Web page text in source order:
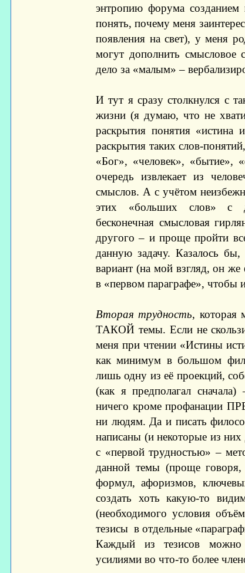
энтропию форума
понять, почему меня
появления на свет), у меня
могут дополнить смысловое
дело за «малым» –
И тут я сразу столкнулся с
жизни (я думаю, что не
раскрытия понятия «истина
раскрытия таких слов-
«Бог», «человек»,
очередь извлекает из
смыслов. А с учётом
этих «больших слов» с
бесконечная смысловая
другого – и проще пройти
данную задачу. Казалось
вариант (на мой взгляд, он
в «первом параграфе», чтобы
Вторая трудность, которая
ТАКОЙ темы. Если не
меня при чтении «Истины
как минимум в большом
лишь одну из её проекций,
(как я предполагал
ничего кроме профанации
ни людям. Да и писать
написаны (и некоторые из
с «первой трудностью» –
данной темы (проще говоря,
формул, афоризмов,
создать хоть какую-то
(необходимого условия
тезисы в отдельные
Каждый из тезисов можно
усилиями во что-то более